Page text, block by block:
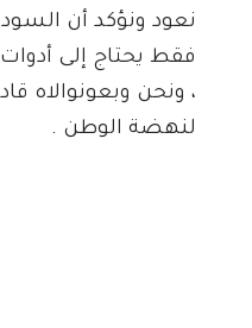
نعود ونؤكد أن
فقط يحتاج إلى
، ونحن وبعونوالاه
لنهضة الوطن .